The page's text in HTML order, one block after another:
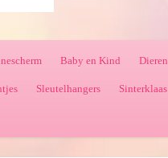
Baby en Kind Dieren
Sleutelhangers Sinterklaas